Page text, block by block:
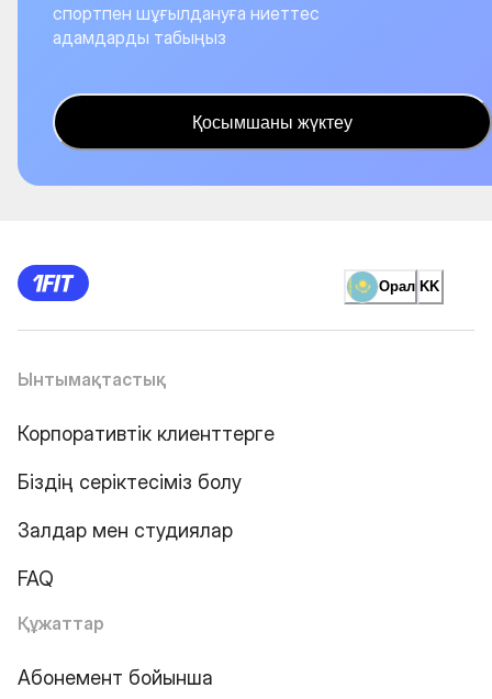
спортпен шұғылдануға ниеттес
адамдарды табыңыз
Қосымшаны жүктеу
Орал KK
Ынтымақтастық
Корпоративтік клиенттерге
Біздің серіктесіміз болу
Залдар мен студиялар
FAQ
Құжаттар
Абонемент бойынша